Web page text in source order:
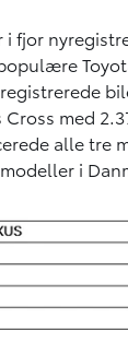
i fjor
Cross med
alle tre
i